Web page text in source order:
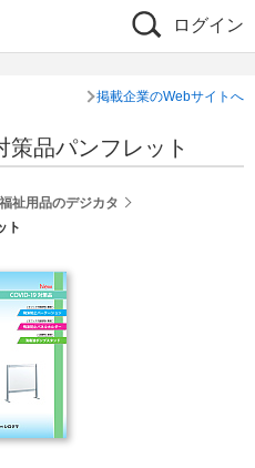
ログイン
掲載企業のWebサイトへ
品パンフレット
祉用品のデジカタ
ト